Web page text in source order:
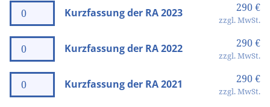
Kurzfassung der RA 2023 290 €
zzgl. MwSt.
Kurzfassung der RA 2022 290 €
zzgl. MwSt.
Kurzfassung der RA 2021 290 €
zzgl. MwSt.